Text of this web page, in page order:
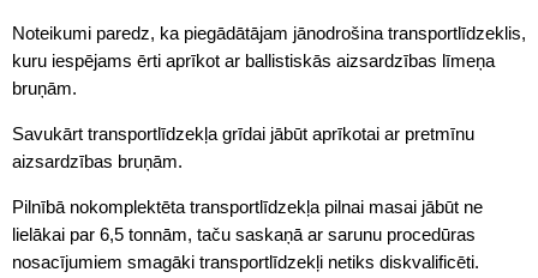
Noteikumi paredz, ka piegādātājam jānodrošina transportlīdzeklis,
kuru iespējams ērti aprīkot ar ballistiskās aizsardzības līmeņa
bruņām.
Savukārt transportlīdzekļa grīdai jābūt aprīkotai ar pretmīnu
aizsardzības bruņām.
Pilnībā nokomplektēta transportlīdzekļa pilnai masai jābūt ne
lielākai par 6,5 tonnām, taču saskaņā ar sarunu procedūras
nosacījumiem smagāki transportlīdzekļi netiks diskvalificēti.